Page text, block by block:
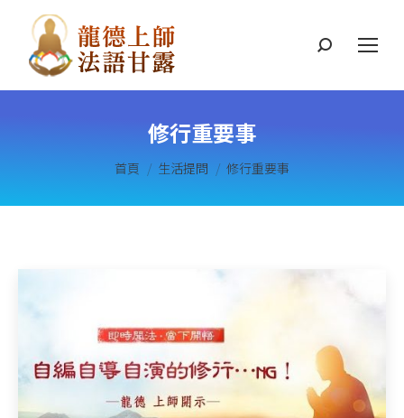
搜
修行重要事
您在這裡：
首頁 生活提問 修行重要事